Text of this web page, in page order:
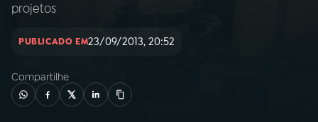
INÍCIO
02A RÁDIO
projetos
PUBLICADO EM23/09/2013, 20:52
Compartilhe